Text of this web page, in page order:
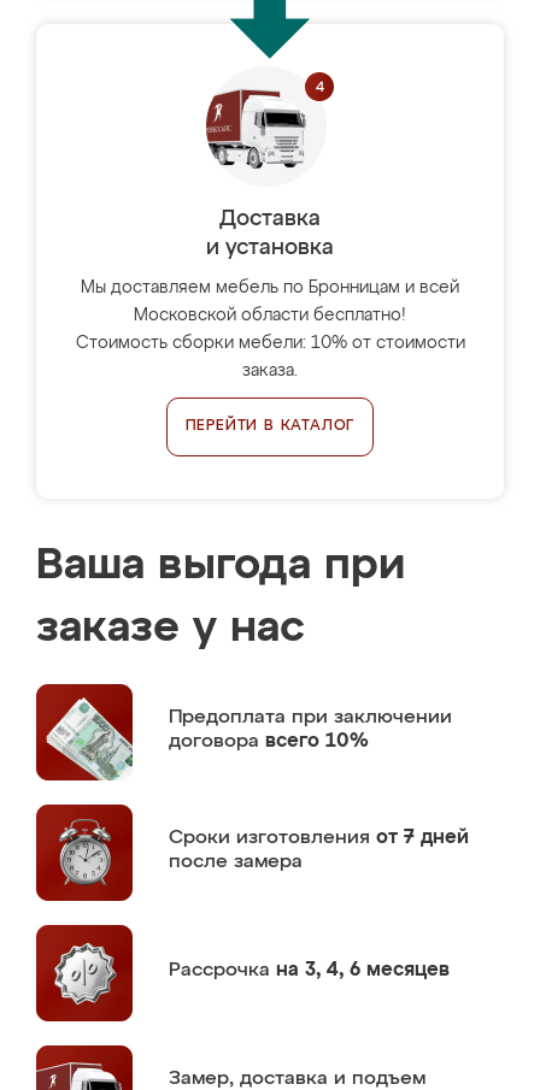
Доставка
и установка
Мы доставляем мебель по Бронницам и всей
Московской области бесплатно!
Стоимость сборки мебели: 10% от стоимости
заказа.
ПЕРЕЙТИ В КАТАЛОГ
Ваша выгода при
заказе у нас
Предоплата при заключении
договора всего 10%
Сроки изготовления от 7 дней
после замера
Рассрочка на 3, 4, 6 месяцев
Замер, доставка и подъем